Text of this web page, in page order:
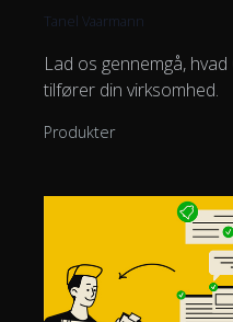
Tanel Vaarmann
Lad os gennemgå,
tilfører din virksomhed.
Produkter